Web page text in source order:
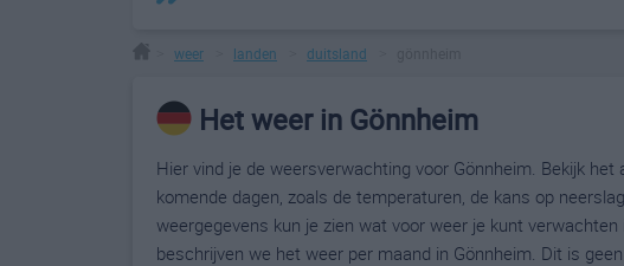
weer landen duitsland
Het weer in Gönnheim
Hier vind je de weersverwachting voor Gönnheim. Bekijk
komende dagen, zoals de temperaturen, de kans op
weergegevens kun je zien wat voor weer je kunt
beschrijven we het weer per maand in Gönnheim. Dit is